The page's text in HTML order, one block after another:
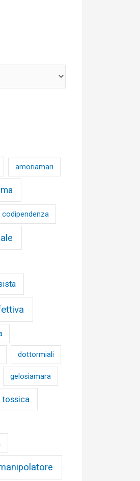
amoriamari
codipendenza
dottormiali
gelosiamara
tossica